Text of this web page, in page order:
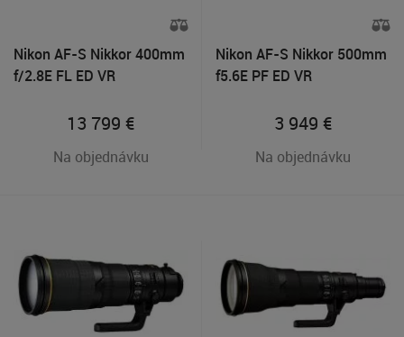
Nikon AF-S Nikkor 400mm
f/2.8E FL ED VR
13 799 €
Na objednávku
Nikon AF-S Nikkor 500mm
f5.6E PF ED VR
3 949 €
Na objednávku